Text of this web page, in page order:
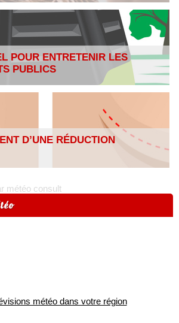
POUR ENTRETENIR LES
PUBLICS
D’UNE RÉDUCTION
météo consult